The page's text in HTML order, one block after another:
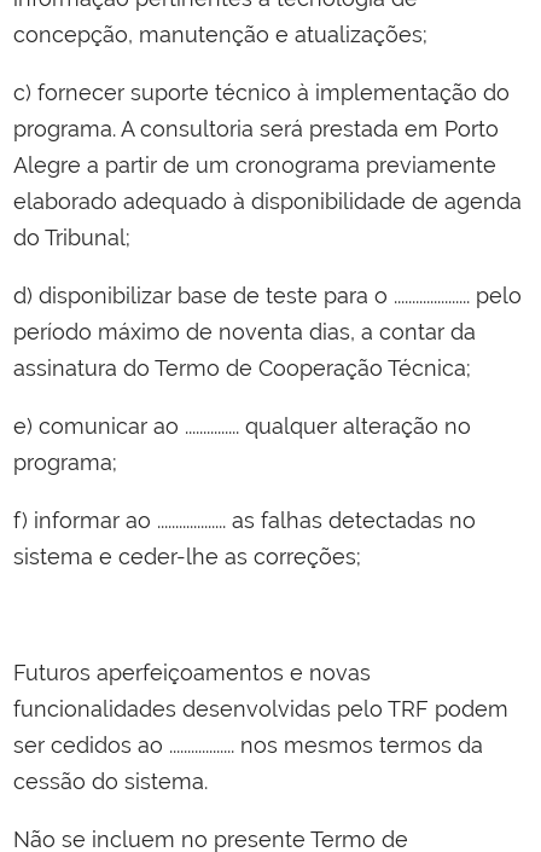
concepção, manutenção e atualizações;
c) fornecer suporte técnico à implementação do
programa. A consultoria será prestada em Porto
Alegre a partir de um cronograma previamente
elaborado adequado à disponibilidade de agenda
do Tribunal;
d) disponibilizar base de teste para o ..................... pelo
período máximo de noventa dias, a contar da
assinatura do Termo de Cooperação Técnica;
e) comunicar ao ............... qualquer alteração no
programa;
f) informar ao ................... as falhas detectadas no
sistema e ceder-lhe as correções;
Futuros aperfeiçoamentos e novas
funcionalidades desenvolvidas pelo TRF podem
ser cedidos ao .................. nos mesmos termos da
cessão do sistema.
Não se incluem no presente Termo de